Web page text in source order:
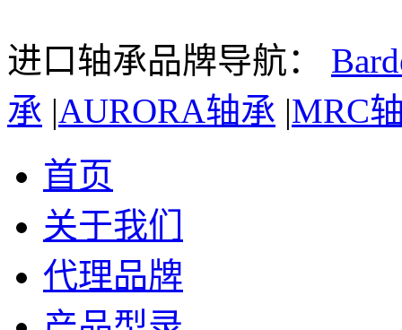
进口轴承品牌导航：
承 |AURORA轴承 |MRC
首页
关于我们
代理品牌